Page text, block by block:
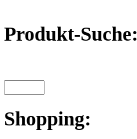
Produkt-Suche:
Shopping: